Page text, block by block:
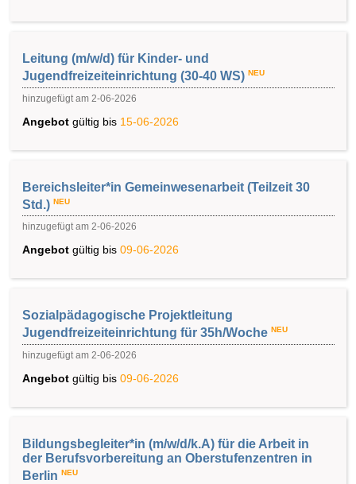
Leitung (m/w/d) für Kinder- und
Jugendfreizeiteinrichtung (30-40 WS) NEU
hinzugefügt am 2-06-2026
Angebot gültig bis 15-06-2026
Bereichsleiter*in Gemeinwesenarbeit (Teilzeit 30
Std.) NEU
hinzugefügt am 2-06-2026
Angebot gültig bis 09-06-2026
Sozialpädagogische Projektleitung
Jugendfreizeiteinrichtung für 35h/Woche NEU
hinzugefügt am 2-06-2026
Angebot gültig bis 09-06-2026
Bildungsbegleiter*in (m/w/d/k.A) für die Arbeit in
der Berufsvorbereitung an Oberstufenzentren in
Berlin NEU